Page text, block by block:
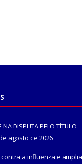
NA DISPUTA PELO TÍTULO
agosto de 2026
a influenza e amplia